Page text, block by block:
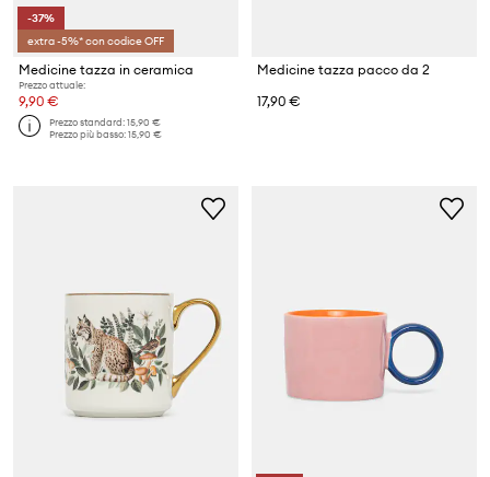
-37%
extra -5%* con codice OFF
Medicine tazza in ceramica
Prezzo attuale:
9,90 €
Prezzo standard:15,90 €
Prezzo più basso:15,90 €
Medicine tazza pacco da 2
17,90 €